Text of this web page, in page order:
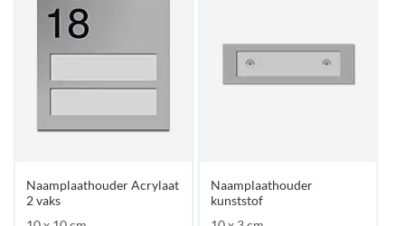
Naamplaathouder Acrylaat
2 vaks
Naamplaathouder
kunststof